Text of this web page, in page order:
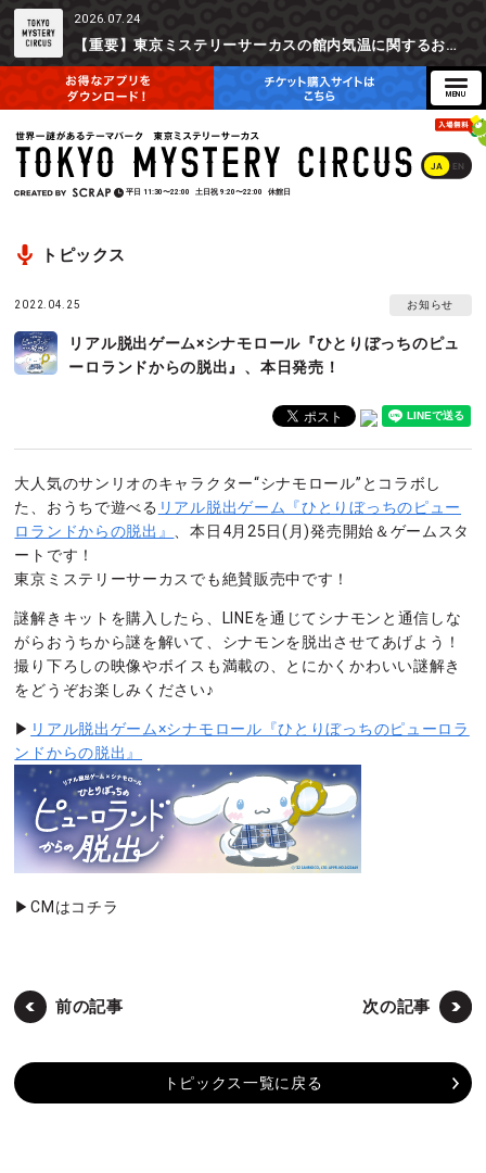
2026.07.24
【重要】東京ミステリーサーカスの館内気温に関するお詫びとご参加辞退時の返金対応について
JA EN
平日 11:30〜22:00 土日祝 9:20〜22:00 休館日
トピックス
2022.04.25 お知らせ
リアル脱出ゲーム×シナモロール『ひとりぼっちのピュ
ーロランドからの脱出』、本日発売！
大人気のサンリオのキャラクター“シナモロール”とコラボし
た、おうちで遊べる リアル脱出ゲーム『ひとりぼっちのピュー
ロランドからの脱出』
、本日4月25日(月)発売開始＆ゲームスタ
ートです！
東京ミステリーサーカスでも絶賛販売中です！
謎解きキットを購入したら、LINEを通じてシナモンと通信しな
がらおうちから謎を解いて、シナモンを脱出させてあげよう！
撮り下ろしの映像やボイスも満載の、とにかくかわいい謎解き
をどうぞお楽しみください♪
▶ リアル脱出ゲーム×シナモロール『ひとりぼっちのピューロラ
ンドからの脱出』
▶CMはコチラ
前の記事 次の記事
トピックス一覧に戻る